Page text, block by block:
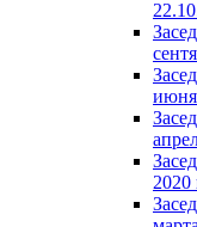
июня
2020